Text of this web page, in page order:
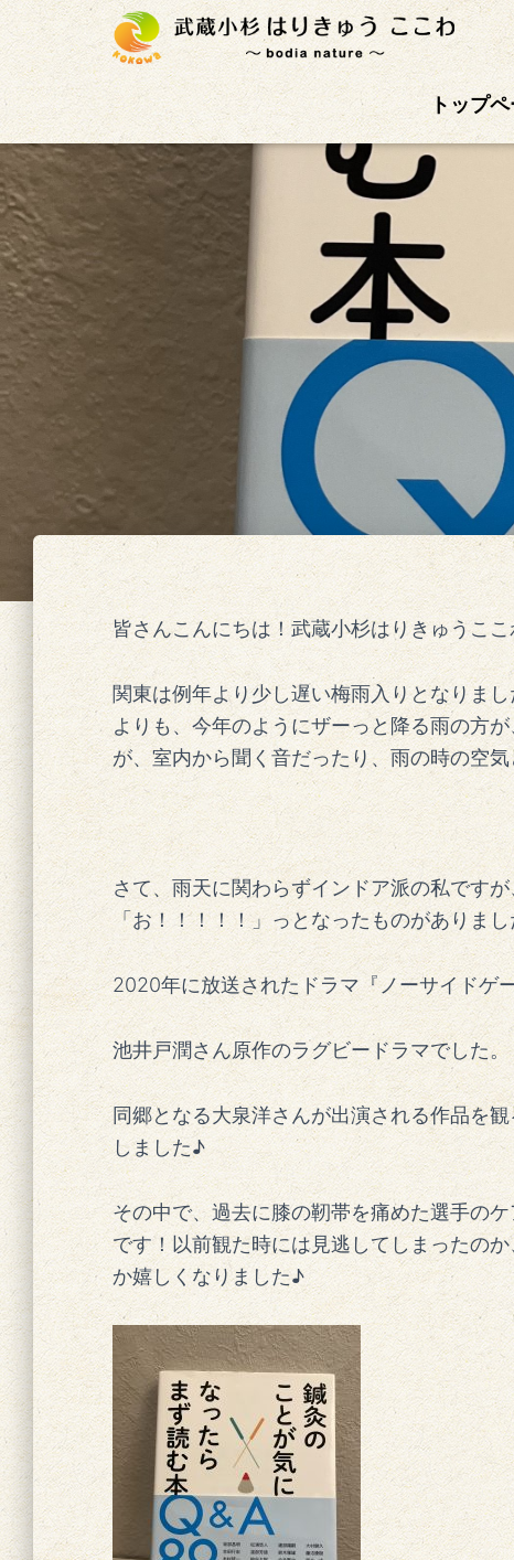
武蔵小杉徒歩4分の鍼灸治療院。首肩こり、腰痛、自律神
トップ
皆さんこんにちは！武蔵小杉はりきゅうこ
関東は例年より少し遅い梅雨入りとなりま
よりも、今年のようにザーっと降る雨の方
が、室内から聞く音だったり、雨の時の空
さて、雨天に関わらずインドア派の私です
「お！！！！！」っとなったものがありまし
2020年に放送されたドラマ『ノーサイドゲ
池井戸潤さん原作のラグビードラマでした。
同郷となる大泉洋さんが出演される作品を
しました♪
その中で、過去に膝の靭帯を痛めた選手の
です！以前観た時には見逃してしまったの
か嬉しくなりました♪